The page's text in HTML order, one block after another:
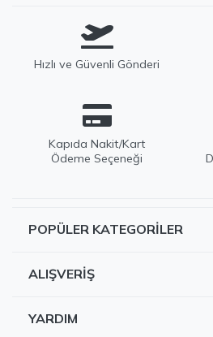
Hızlı ve Güvenli Gönderi
Kapıda Nakit/Kart
Ödeme Seçeneği
POPÜLER KATEGORILER
Kazak
ALIŞVERIŞ
Sepetim
YARDIM